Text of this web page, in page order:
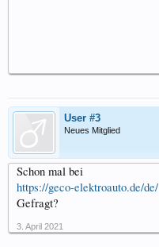
User #3
Neues Mitglied
Schon mal bei
https://geco-elektroauto.de/de/
Gefragt?
3. April 2021